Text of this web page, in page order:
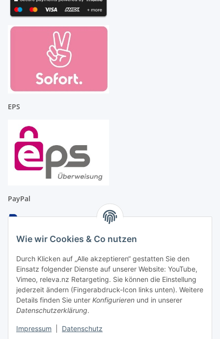
Wie wir Cookies & Co nutzen
Durch Klicken auf „Alle akzeptieren“ gestatten Sie den
Einsatz folgender Dienste auf unserer Website: YouTube,
Vimeo, releva.nz Retargeting. Sie können die Einstellung
jederzeit ändern (Fingerabdruck-Icon links unten). Weitere
Details finden Sie unter Konfigurieren und in unserer
Datenschutzerklärung.
Impressum Datenschutz
EPS
PayPal
EC & Kreditkartenzahlung bei Abholung